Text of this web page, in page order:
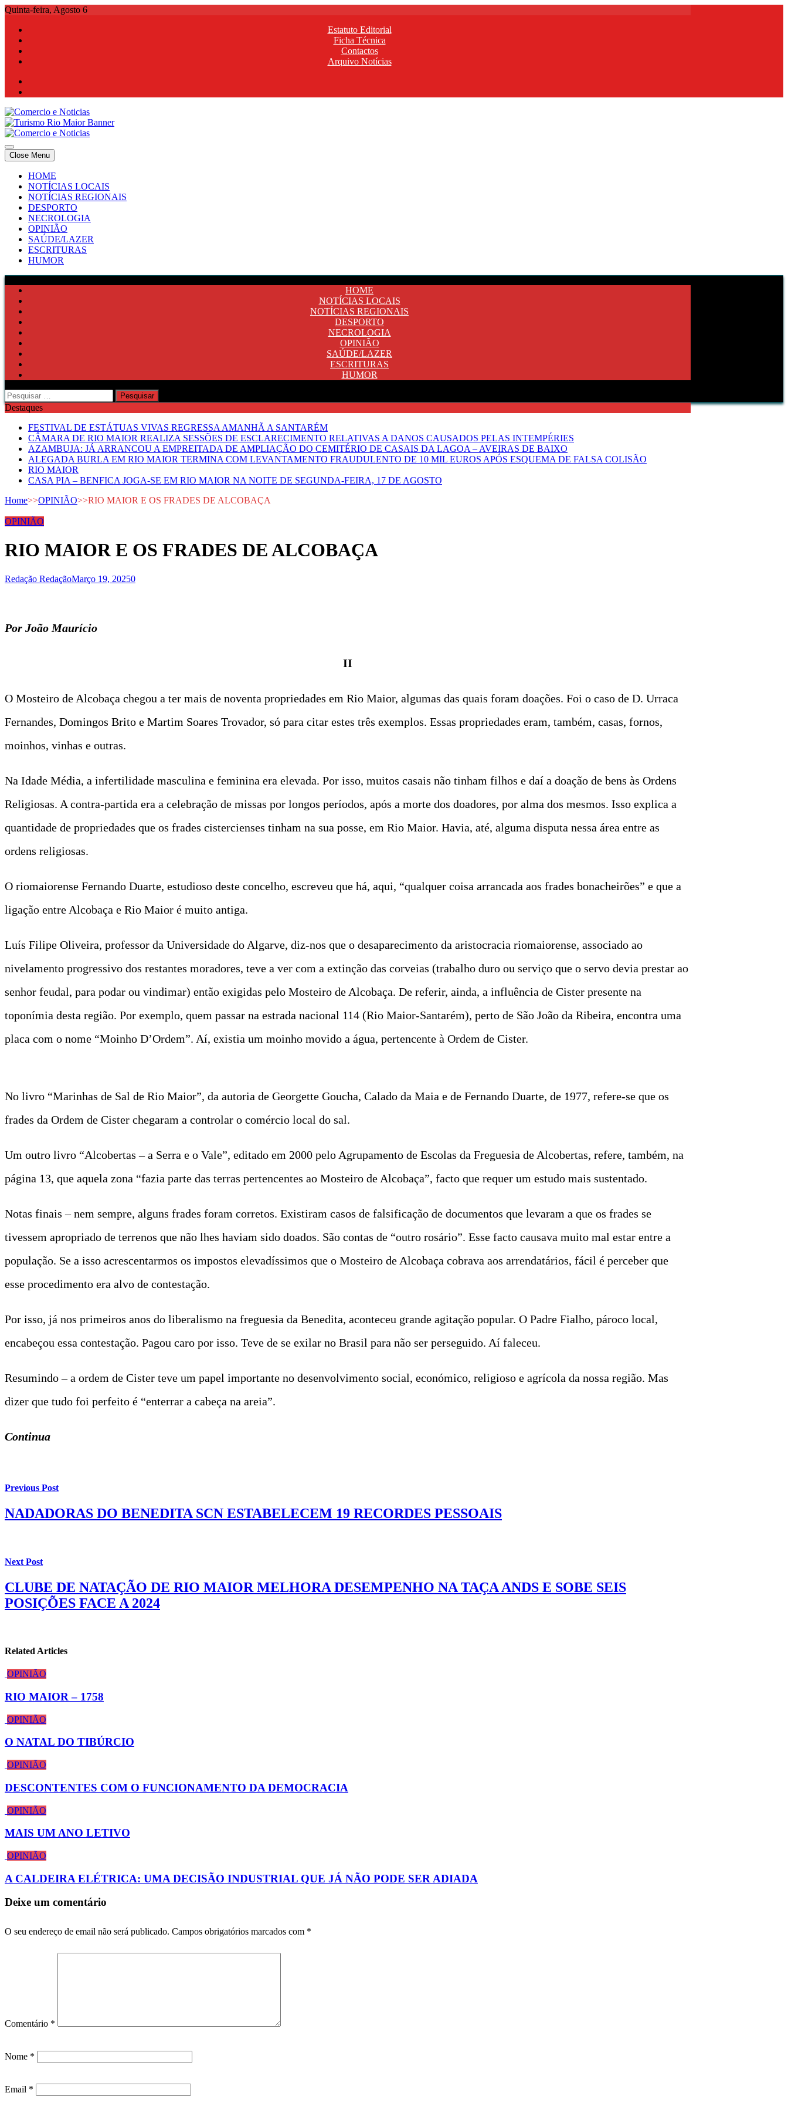
Skip
content
Quinta-feira, Agosto 6
Estatuto Editorial
Ficha Técnica
Contactos
Arquivo Notícias
Comercio e Noticias
Notícias e Publicidade Online
Comercio e Noticias
Notícias e Publicidade Online
Close Menu
HOME
NOTÍCIAS LOCAIS
NOTÍCIAS REGIONAIS
DESPORTO
NECROLOGIA
OPINIÃO
SAÚDE/LAZER
ESCRITURAS
HUMOR
HOME
NOTÍCIAS LOCAIS
NOTÍCIAS REGIONAIS
DESPORTO
NECROLOGIA
OPINIÃO
SAÚDE/LAZER
ESCRITURAS
HUMOR
Pesquisar
por:
Destaques
FESTIVAL DE ESTÁTUAS VIVAS REGRESSA AMANHÃ A SANTARÉM
CÂMARA DE RIO MAIOR REALIZA SESSÕES DE ESCLARECIMENTO RELATIVAS A DANOS CAUSADOS PELAS INTEMPÉRIES
AZAMBUJA: JÁ ARRANCOU A EMPREITADA DE AMPLIAÇÃO DO CEMITÉRIO DE CASAIS DA LAGOA – AVEIRAS DE BAIXO
ALEGADA BURLA EM RIO MAIOR TERMINA COM LEVANTAMENTO FRAUDULENTO DE 10 MIL EUROS APÓS ESQUEMA DE FALSA COLISÃO
RIO MAIOR
CASA PIA – BENFICA JOGA-SE EM RIO MAIOR NA NOITE DE SEGUNDA-FEIRA, 17 DE AGOSTO
Home>>OPINIÃO>>RIO MAIOR E OS FRADES DE ALCOBAÇA
OPINIÃO
RIO MAIOR E OS FRADES DE ALCOBAÇA
Redação RedaçãoMarço 19, 20250
Por João Maurício
II
O Mosteiro de Alcobaça chegou a ter mais de noventa propriedades em Rio Maior, algumas das quais foram doações. Foi o caso de D. Urraca
Fernandes, Domingos Brito e Martim Soares Trovador, só para citar estes três exemplos. Essas propriedades eram, também, casas, fornos,
moinhos, vinhas e outras.
Na Idade Média, a infertilidade masculina e feminina era elevada. Por isso, muitos casais não tinham filhos e daí a doação de bens às Ordens
Religiosas. A contra-partida era a celebração de missas por longos períodos, após a morte dos doadores, por alma dos mesmos. Isso explica a
quantidade de propriedades que os frades cistercienses tinham na sua posse, em Rio Maior. Havia, até, alguma disputa nessa área entre as
ordens religiosas.
O riomaiorense Fernando Duarte, estudioso deste concelho, escreveu que há, aqui, “qualquer coisa arrancada aos frades bonacheirões” e que a
ligação entre Alcobaça e Rio Maior é muito antiga.
Luís Filipe Oliveira, professor da Universidade do Algarve, diz-nos que o desaparecimento da aristocracia riomaiorense, associado ao
nivelamento progressivo dos restantes moradores, teve a ver com a extinção das corveias (trabalho duro ou serviço que o servo devia prestar ao
senhor feudal, para podar ou vindimar) então exigidas pelo Mosteiro de Alcobaça. De referir, ainda, a influência de Cister presente na
toponímia desta região. Por exemplo, quem passar na estrada nacional 114 (Rio Maior-Santarém), perto de São João da Ribeira, encontra uma
placa com o nome “Moinho D’Ordem”. Aí, existia um moinho movido a água, pertencente à Ordem de Cister.
No livro “Marinhas de Sal de Rio Maior”, da autoria de Georgette Goucha, Calado da Maia e de Fernando Duarte, de 1977, refere-se que os
frades da Ordem de Cister chegaram a controlar o comércio local do sal.
Um outro livro “Alcobertas – a Serra e o Vale”, editado em 2000 pelo Agrupamento de Escolas da Freguesia de Alcobertas, refere, também, na
página 13, que aquela zona “fazia parte das terras pertencentes ao Mosteiro de Alcobaça”, facto que requer um estudo mais sustentado.
Notas finais – nem sempre, alguns frades foram corretos. Existiram casos de falsificação de documentos que levaram a que os frades se
tivessem apropriado de terrenos que não lhes haviam sido doados. São contas de “outro rosário”. Esse facto causava muito mal estar entre a
população. Se a isso acrescentarmos os impostos elevadíssimos que o Mosteiro de Alcobaça cobrava aos arrendatários, fácil é perceber que
esse procedimento era alvo de contestação.
Por isso, já nos primeiros anos do liberalismo na freguesia da Benedita, aconteceu grande agitação popular. O Padre Fialho, pároco local,
encabeçou essa contestação. Pagou caro por isso. Teve de se exilar no Brasil para não ser perseguido. Aí faleceu.
Resumindo – a ordem de Cister teve um papel importante no desenvolvimento social, económico, religioso e agrícola da nossa região. Mas
dizer que tudo foi perfeito é “enterrar a cabeça na areia”.
Continua
Previous Post
NADADORAS DO BENEDITA SCN ESTABELECEM 19 RECORDES PESSOAIS
Next Post
CLUBE DE NATAÇÃO DE RIO MAIOR MELHORA DESEMPENHO NA TAÇA ANDS E SOBE SEIS
POSIÇÕES FACE A 2024
Related Articles
OPINIÃO
RIO MAIOR – 1758
OPINIÃO
O NATAL DO TIBÚRCIO
OPINIÃO
DESCONTENTES COM O FUNCIONAMENTO DA DEMOCRACIA
OPINIÃO
MAIS UM ANO LETIVO
OPINIÃO
A CALDEIRA ELÉTRICA: UMA DECISÃO INDUSTRIAL QUE JÁ NÃO PODE SER ADIADA
Deixe um comentário
O seu endereço de email não será publicado. Campos obrigatórios marcados com *
Comentário *
Nome *
Email *